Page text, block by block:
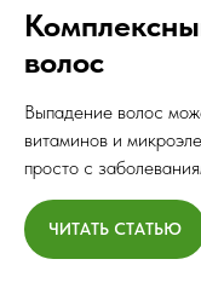
волос
Выпадение волос
витаминов и
просто с
ЧИТАТЬ СТАТЬЮ